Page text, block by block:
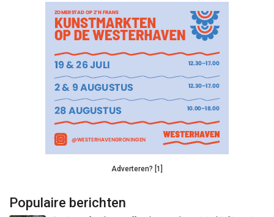
Adverteren? [1]
Populaire berichten